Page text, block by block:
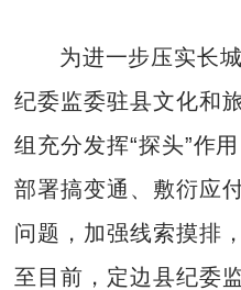
为进一步压实长
纪委监委驻县文化和
组充分发挥“探头”作
部署搞变通、敷衍应
问题，加强线索摸排
至目前，定边县纪委